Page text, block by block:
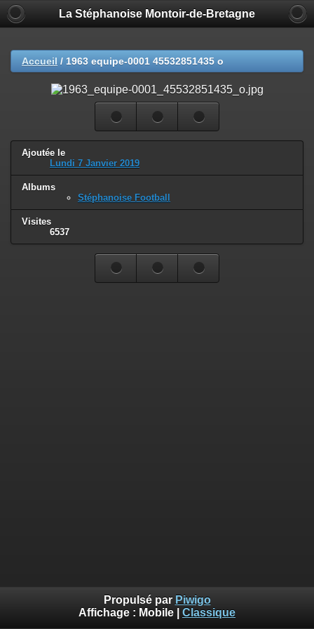
La Stéphanoise Montoir-de-Bretagne
Accueil / 1963 equipe-0001 45532851435 o
Ajoutée le
Lundi 7 Janvier 2019
Albums
Stéphanoise Football
Visites
6537
Propulsé par Piwigo
Affichage : Mobile Classique